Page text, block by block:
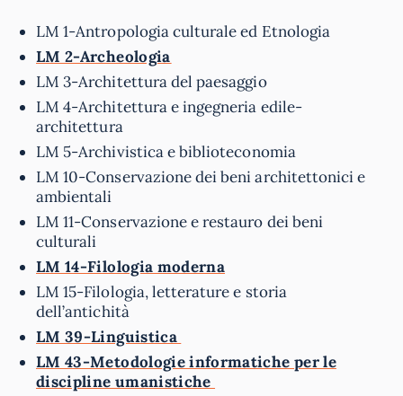
LM 1-Antropologia culturale ed Etnologia
LM 2-Archeologia
LM 3-Architettura del paesaggio
LM 4-Architettura e ingegneria edile-
architettura
LM 5-Archivistica e biblioteconomia
LM 10-Conservazione dei beni architettonici e
ambientali
LM 11-Conservazione e restauro dei beni
culturali
LM 14-Filologia moderna
LM 15-Filologia, letterature e storia
dell’antichità
LM 39-Linguistica
LM 43-Metodologie informatiche per le
discipline umanistiche